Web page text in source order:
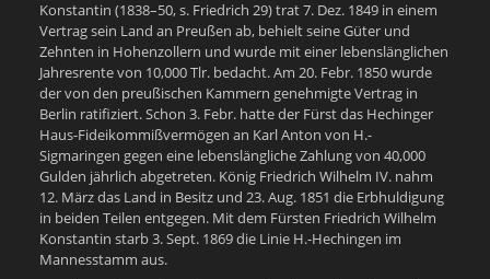
Konstantin (1838–50, s. Friedrich 29) trat 7. Dez. 1849 in einem
Vertrag sein Land an Preußen ab, behielt seine Güter und
Zehnten in Hohenzollern und wurde mit einer lebenslänglichen
Jahresrente von 10,000 Tlr. bedacht. Am 20. Febr. 1850 wurde
der von den preußischen Kammern genehmigte Vertrag in
Berlin ratifiziert. Schon 3. Febr. hatte der Fürst das Hechinger
Haus-Fideikommißvermögen an Karl Anton von H.-
Sigmaringen gegen eine lebenslängliche Zahlung von 40,000
Gulden jährlich abgetreten. König Friedrich Wilhelm IV. nahm
12. März das Land in Besitz und 23. Aug. 1851 die Erbhuldigung
in beiden Teilen entgegen. Mit dem Fürsten Friedrich Wilhelm
Konstantin starb 3. Sept. 1869 die Linie H.-Hechingen im
Mannesstamm aus.